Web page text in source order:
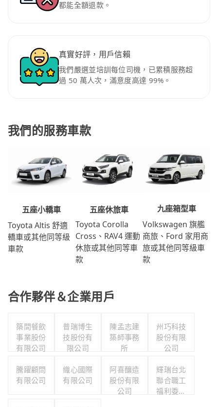
都能全額退款。
真實好評，用戶信賴
我們嚴選並培訓每位司機，已累積服務超
過 50 萬人次，滿意度高達 99%。
我們的服務車款
五座小轎車
Toyota Altis 舒適
轎車或其他同等級
車款
五座休旅車
Toyota Corolla
Cross、RAV4 運動
休旅或其他同等車
款
九座箱型車
Volkswagen 旗艦
商旅、Ford 家用商
旅或其他同等級車
款
合作夥伴＆企業用戶
築間餐飲
事業股份
有限公司
普瑞博生
技股份有
限公司
陳孟志建
築師事務
所
州巧科技
股份有限
公司
騰躍顧問
有限公司
織心國際
有限公司
阿喜釀造
股份有限
公司
輝瑞台北
聯合職工
福利委員